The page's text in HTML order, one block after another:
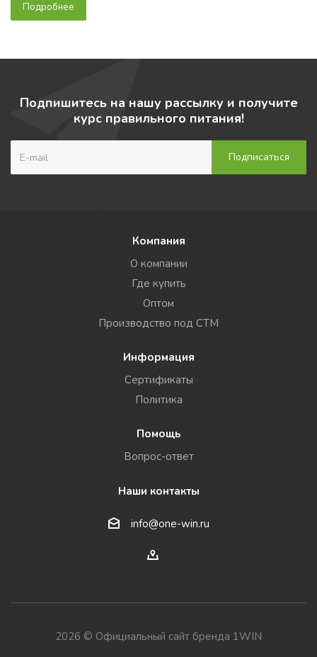
Подробнее
Подпишитесь на нашу рассылку и получите
курс правильного питания!
Компания
О компании
Где купить
Оптом
Производство под СТМ
Информация
Сертификаты
Политика
Помощь
Вопрос-ответ
Наши контакты
info@one-win.ru
2026 © Официальный сайт бренда 1WIN